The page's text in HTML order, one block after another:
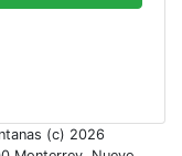
(c) 2026